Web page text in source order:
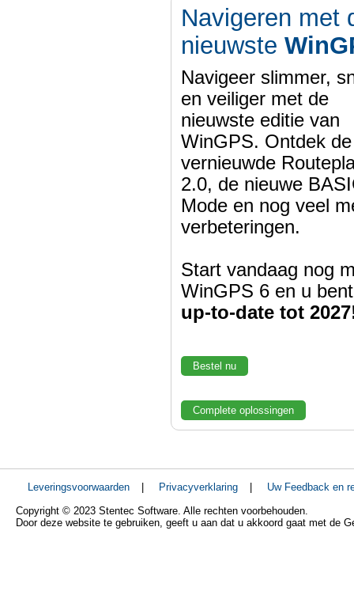
Navigeren met
nieuwste
Navigeer slimmer,
en veiliger met de
nieuwste editie van
WinGPS. Ontdek de
vernieuwde
2.0, de nieuwe
Mode en nog veel
verbeteringen.
Start vandaag nog
WinGPS 6 en u bent
up-to-date tot
Bestel nu
Complete oplossingen
Leveringsvoorwaarden Privacyverklaring
Uw Feedback en
Copyright © 2023 Stentec Software. Alle rechten voorbehouden.
Door deze website te gebruiken, geeft u aan dat u akkoord gaat met de